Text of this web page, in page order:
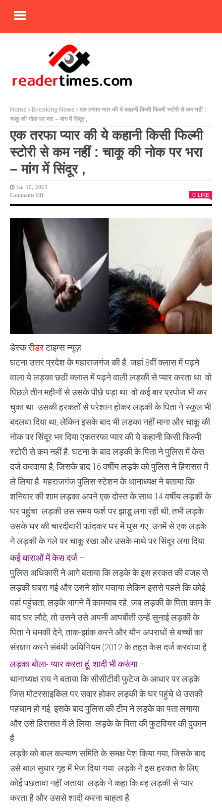
Home Breaking News
एक तरफा प्यार की ये कहानी किसी फिल्मी स्टोरी से कम नहीं :
चाकू की नोक पर भरा – मांग में सिंदूर ,
एक तरफा प्यार की ये कहानी किसी फिल्मी
स्टोरी से कम नहीं : चाकू की नोक पर भरा
– मांग में सिंदूर ,
Jan 10, 2023
Comments OffOn
प्यार
की
ये
कहानी
किसी
फिल्मी
स्टोरी
से
कम
–
में
सिंदूर
,
LIKE
डेस्करीडरटाइम्स न्यूज़
घटना उत्तर प्रदेश के महाराजगंज की है. जहां 8वीं क्लास में पढ़ने
वाला ये लड़का छठी क्लास में पढ़ने वाली लड़की से प्यार करता था. वो
पिछले तीन महीनों से उसके पीछे पड़ा था. वो कई बार प्रपोज भी कर
चुका था. उसकी हरकतों से परेशान होकर लड़की के पिता ने स्कूल भी
बदलवा दिया था, लेकिन इसके बाद भी लड़का नहीं माना और चाकू की
नोक पर सिंदूर भर दिया.एकतरफा प्यार की ये कहानी किसी फिल्मी
स्टोरी से कम नहीं है. घटना के बाद लड़की के पिता ने पुलिस में केस
दर्ज करवाया है, जिसके बाद 16 वर्षीय लड़के को पुलिस ने हिरासत में
ले लिया है. महराजगंज पुलिस स्टेशन के थानाध्यक्ष ने बताया कि
शनिवार की शाम लड़का अपने एक दोस्त के साथ 14 वर्षीय लड़की के
घर पहुंचा. लड़की उस समय फर्श पर झाडू लगा रही थी, तभी लड़के
उसके घर की चारदीवारी फांदकर घर में घुस गए. उनमें से एक लड़के
ने लड़की के गले पर चाकू रखा और उसके माथे पर सिंदूर लगा दिया.
कई धाराओं में केस दर्ज –
पुलिस अधिकारी ने आगे बताया कि लड़के के इस हरकत की वजह से
लड़की घबरा गई और उसने शोर मचाया लेकिन इससे पहले कि कोई
वहां पहुंचता, लड़के भागने में कामयाब रहे. जब लड़की के पिता काम के
बाद घर लौटे, तो उसने उसे अपनी आपबीती उन्हें सुनाई.लड़की के
पिता ने धमकी देने, ताक-झांक करने और यौन अपराधों से बच्चों का
संरक्षण करने संबंधी अधिनियम (2012 के तहत केस दर्ज करवाया है.
लड़का बोला- प्यार करता हूं, शादी भी करूंगा –
थानाध्यक्ष राय ने बताया कि सीसीटीवी फुटेज के आधार पर लड़के
जिस मोटरसाइकिल पर सवार होकर लड़की के घर पहुंचे थे उसकी
पहचान हो गई. इसके बाद पुलिस की टीम ने लड़के का पता लगाया
और उसे हिरासत में ले लिया. लड़के के पिता की फुटवियर की दुकान
है.
लड़के को बाल कल्याण समिति के समक्ष पेश किया गया, जिसके बाद
उसे बाल सुधार गृह में भेज दिया गया. लड़के ने इस हरकत के लिए
कोई पछतावा नहीं जताया. लड़के ने कहा कि वह लड़की से प्यार
करता है और उससे शादी करना चाहता है.